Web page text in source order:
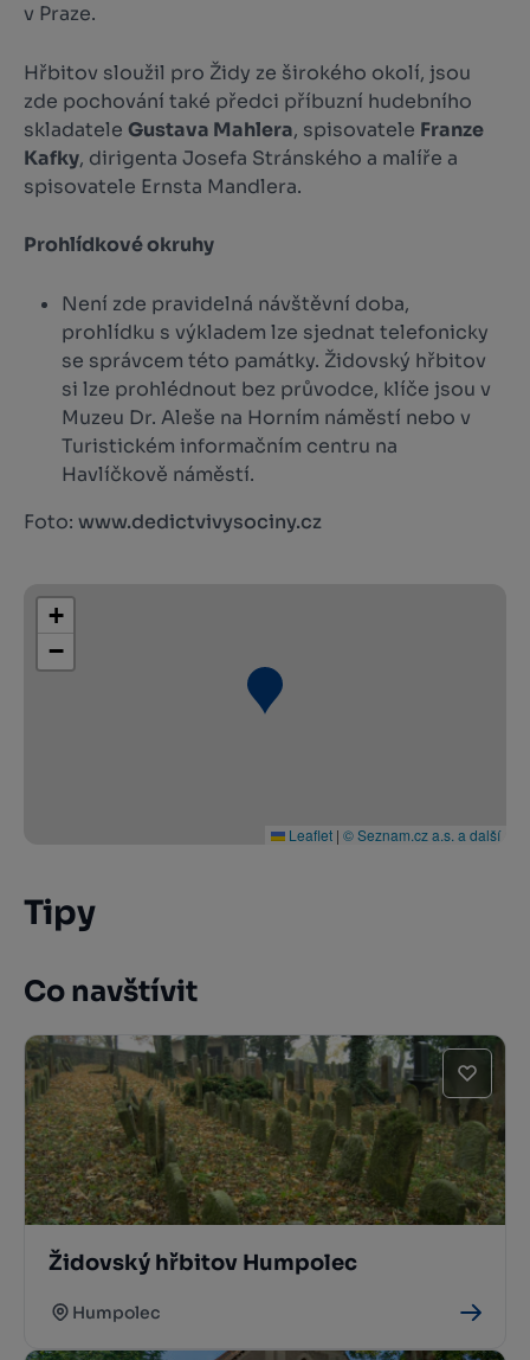
v Praze.
Hřbitov sloužil pro Židy ze širokého okolí, jsou
zde pochování také předci příbuzní hudebního
skladatele Gustava Mahlera, spisovatele Franze
Kafky, dirigenta Josefa Stránského a malíře a
spisovatele Ernsta Mandlera.
Prohlídkové okruhy
Není zde pravidelná návštěvní doba,
prohlídku s výkladem lze sjednat telefonicky
se správcem této památky. Židovský hřbitov
si lze prohlédnout bez průvodce, klíče jsou v
Muzeu Dr. Aleše na Horním náměstí nebo v
Turistickém informačním centru na
Havlíčkově náměstí.
Foto: www.dedictvivysociny.cz
+
−
Leaflet | © Seznam.cz a.s. a další
Tipy
Co navštívit
Židovský hřbitov Humpolec
Humpolec